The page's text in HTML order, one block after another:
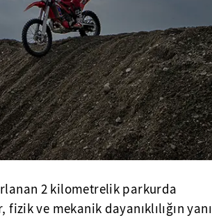
2 kilometrelik parkurda
ve mekanik dayanıklılığın yanı